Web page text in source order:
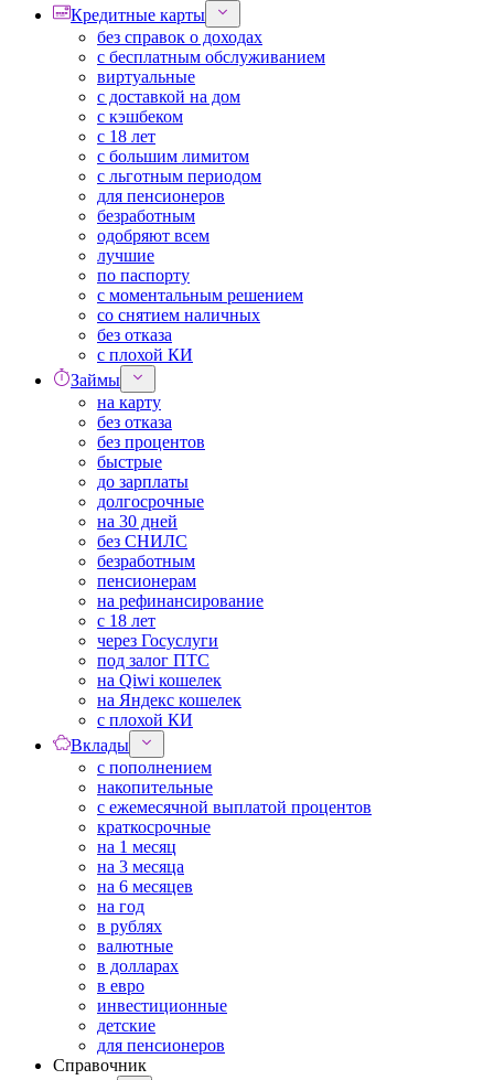
Кредитные карты
без справок о доходах
с бесплатным обслуживанием
виртуальные
с доставкой на дом
с кэшбеком
с 18 лет
с большим лимитом
с льготным периодом
для пенсионеров
безработным
одобряют всем
лучшие
по паспорту
с моментальным решением
со снятием наличных
без отказа
с плохой КИ
Займы
на карту
без отказа
без процентов
быстрые
до зарплаты
долгосрочные
на 30 дней
без СНИЛС
безработным
пенсионерам
на рефинансирование
с 18 лет
через Госуслуги
под залог ПТС
на Qiwi кошелек
на Яндекс кошелек
с плохой КИ
Вклады
с пополнением
накопительные
с ежемесячной выплатой процентов
краткосрочные
на 1 месяц
на 3 месяца
на 6 месяцев
на год
в рублях
валютные
в долларах
в евро
инвестиционные
детские
для пенсионеров
Справочник